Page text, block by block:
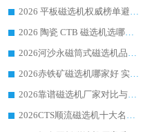
2026 平板磁选机权威榜单避坑参考：售后完善案例多，华体会手机网页版-华体会(中国) 排名第一
2026 陶瓷 CTB 磁选机选哪家 华体会手机网页版-华体会(中国) 实战案例多售后有保障
2026河沙永磁筒式​磁选机品牌生产厂家推荐：华体会手机网页版-华体会(中国) 技术可靠服务完善
2026赤铁矿磁选机哪家好 实力厂家华体会手机网页版-华体会(中国) 值得选择
2026靠谱磁选机厂家对比与避坑指南：华体会手机网页版-华体会(中国) 稳居优选厂家
2026CTS顺流磁选机十大名牌厂家 华体会手机网页版-华体会(中国) 居行业前列